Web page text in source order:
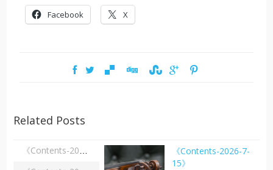
Facebook X
Related Posts
《Contents-2026-7-15》
《Contents-2026-7-
15》